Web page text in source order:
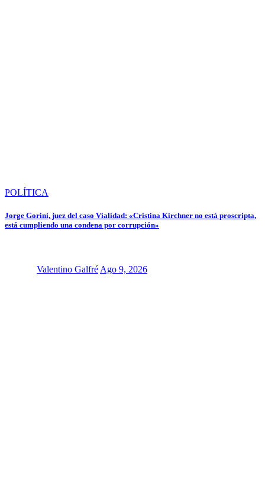
POLÍTICA
Jorge Gorini, juez del caso Vialidad: «Cristina Kirchner no está proscripta,
está cumpliendo una condena por corrupción»
Valentino Galfré Ago 9, 2026